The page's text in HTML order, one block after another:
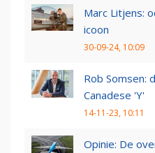
Marc Litjens:
icoon
30-09-24, 10:09
Rob Somsen:
Canadese 'Y'
14-11-23, 10:11
Opinie: De